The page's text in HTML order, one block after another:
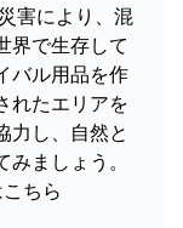
害により、混
界で生存して
バル用品を作
れたエリアを
力し、自然と
ましょう。
ちら